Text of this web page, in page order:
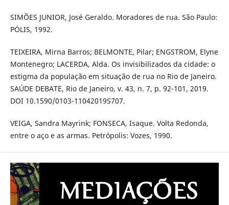
SIMÕES JUNIOR, José Geraldo. Moradores de rua. São Paulo:
PÓLIS, 1992.
TEIXEIRA, Mirna Barros; BELMONTE, Pilar; ENGSTROM, Elyne
Montenegro; LACERDA, Alda. Os invisibilizados da cidade: o
estigma da população em situação de rua no Rio de Janeiro.
SAÚDE DEBATE, Rio de Janeiro, v. 43, n. 7, p. 92-101, 2019.
DOI 10.1590/0103-11042019S707.
VEIGA, Sandra Mayrink; FONSECA, Isaque. Volta Redonda,
entre o aço e as armas. Petrópolis: Vozes, 1990.